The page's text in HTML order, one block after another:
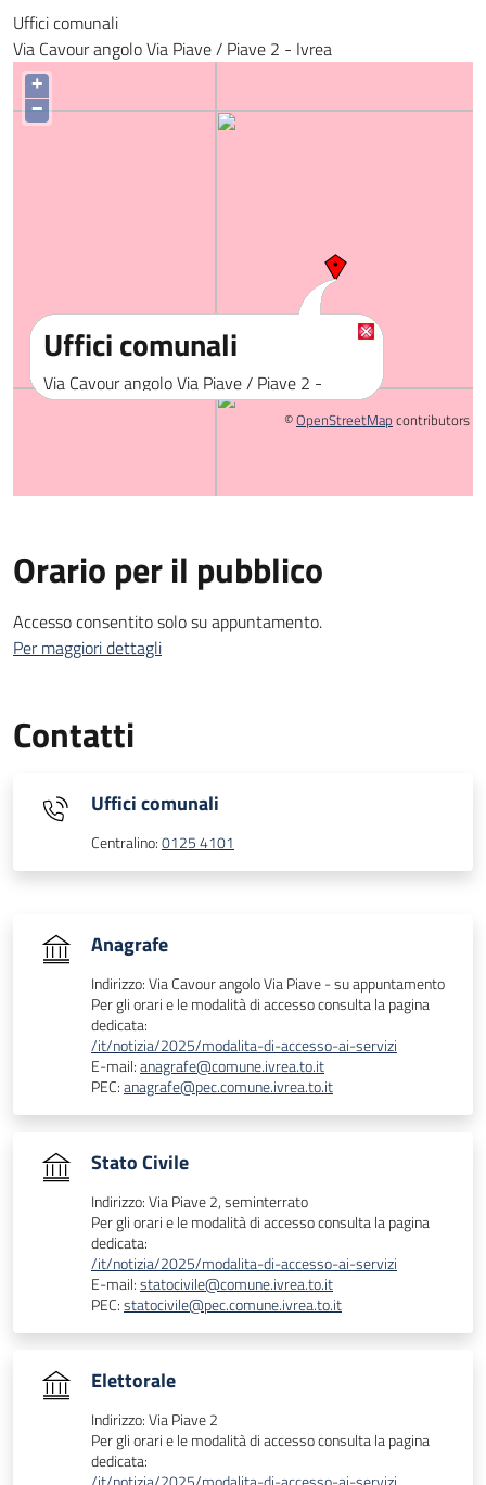
Uffici comunali
Via Cavour angolo Via Piave / Piave 2 - Ivrea
Uffici comunali
Via Cavour angolo Via Piave / Piave 2 -
Ivrea
+
−
©OpenStreetMap contributors
Orario per il pubblico
Accesso consentito solo su appuntamento.
Per maggiori dettagli
Contatti
Uffici comunali
Centralino:0125 4101
Anagrafe
Indirizzo: Via Cavour angolo Via Piave - su appuntamento
Per gli orari e le modalità di accesso consulta la pagina
dedicata:
/it/notizia/2025/modalita-di-accesso-ai-servizi
E-mail:anagrafe@comune.ivrea.to.it
PEC:anagrafe@pec.comune.ivrea.to.it
Stato Civile
Indirizzo: Via Piave 2, seminterrato
Per gli orari e le modalità di accesso consulta la pagina
dedicata:
/it/notizia/2025/modalita-di-accesso-ai-servizi
E-mail:statocivile@comune.ivrea.to.it
PEC:statocivile@pec.comune.ivrea.to.it
Elettorale
Indirizzo: Via Piave 2
Per gli orari e le modalità di accesso consulta la pagina
dedicata: